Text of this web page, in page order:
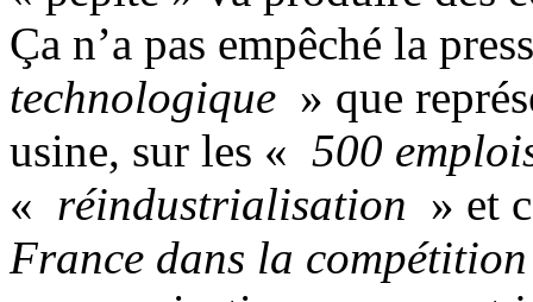
Ça n’a pas empêché la
technologique » que
usine, sur les « 500
« réindustrialisation » et
France dans la